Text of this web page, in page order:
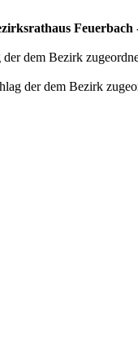
Feuerbach
dem Bezirk
der dem Bezirk